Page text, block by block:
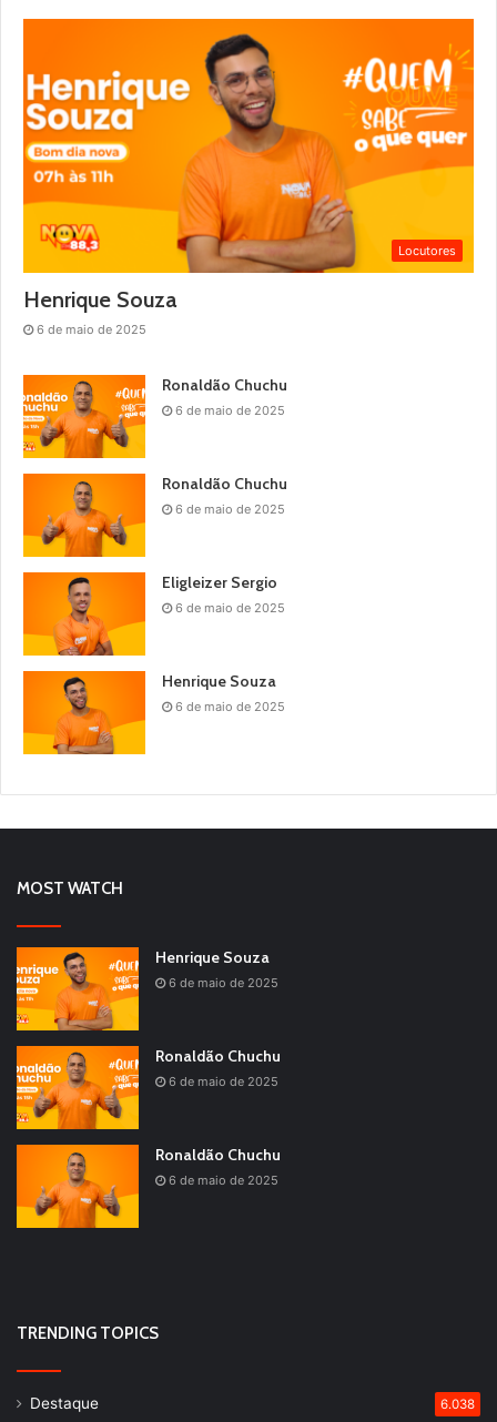
Locutores
Henrique Souza
6 de maio de 2025
Ronaldão Chuchu
6 de maio de 2025
Ronaldão Chuchu
6 de maio de 2025
Eligleizer Sergio
6 de maio de 2025
Henrique Souza
6 de maio de 2025
MOST WATCH
Henrique Souza
6 de maio de 2025
Ronaldão Chuchu
6 de maio de 2025
Ronaldão Chuchu
6 de maio de 2025
TRENDING TOPICS
Destaque 6.038